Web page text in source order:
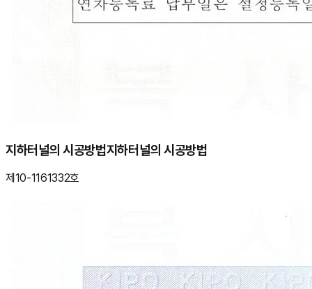
지하터널의 시공방법지하터널의 시공방법
제10-1161332호